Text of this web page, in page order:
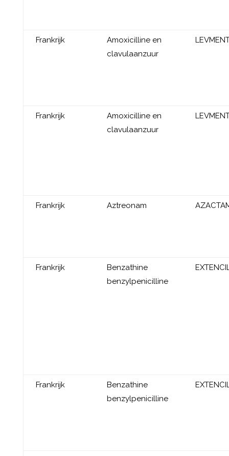
Frankrijk
Amoxicilline en
clavulaanzuur
Frankrijk
Amoxicilline en
clavulaanzuur
Frankrijk Aztreonam
Frankrijk
Benzathine
benzylpenicilline
Frankrijk
Benzathine
benzylpenicilline